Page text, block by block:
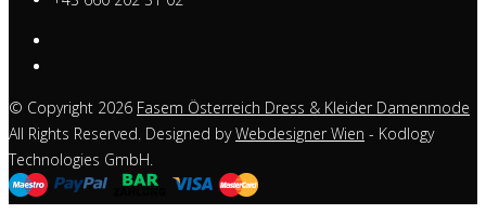
© Copyright 2026 Fasem Österreich Dress & Kleider Damenmode
All Rights Reserved. Designed byWebdesigner Wien - Kodlogy
Technologies GmbH.